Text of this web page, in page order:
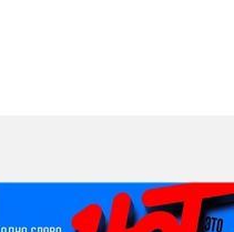
НИ ДНЯ БЕЗ ДАТЫ...
07 августа